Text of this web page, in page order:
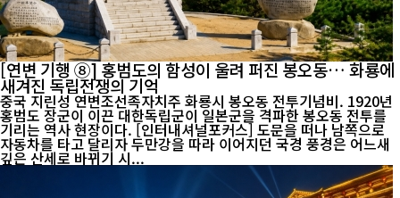
[연변 기행 ⑧] 홍범도의 함성이 울려 퍼진 봉오동… 화룡에
새겨진 독립전쟁의 기억
중국 지린성 연변조선족자치주 화룡시 봉오동 전투기념비. 1920년
홍범도 장군이 이끈 대한독립군이 일본군을 격파한 봉오동 전투를
기리는 역사 현장이다. [인터내셔널포커스] 도문을 떠나 남쪽으로
자동차를 타고 달리자 두만강을 따라 이어지던 국경 풍경은 어느새
깊은 산세로 바뀌기 시...